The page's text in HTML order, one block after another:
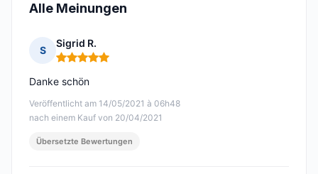
Alle Meinungen
S
Sigrid R.
Hinweis: 5 von 5
Veröffentlicht am 14/05/2021 à 06h48
nach einem Kauf von 20/04/2021
Danke schön
Übersetzte Bewertungen